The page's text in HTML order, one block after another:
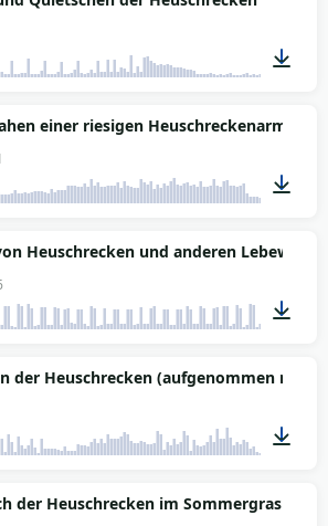
00:24
einer riesigen Heuschreckenarmee
00:23
Heuschrecken und anderen Lebewesen
01:04
der Heuschrecken (aufgenommen mit
00:29
der Heuschrecken im Sommergras